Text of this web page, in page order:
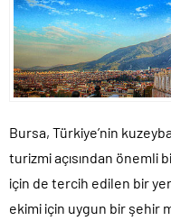
Bursa, Türkiye’nin
turizmi açısından önemli
için de tercih edilen bir
ekimi için uygun bir şehir